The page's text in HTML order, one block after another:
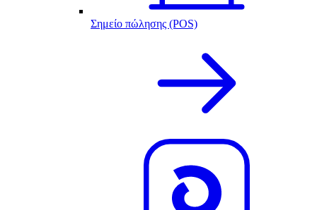
Σημείο πώλησης (POS)